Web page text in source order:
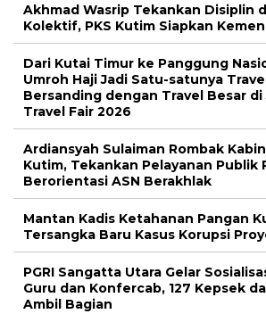
Akhmad Wasrip Tekankan Disiplin
Kolektif, PKS Kutim Siapkan
Dari Kutai Timur ke Panggung
Umroh Haji Jadi Satu-satunya
Bersanding dengan Travel Besar di
Travel Fair 2026
Ardiansyah Sulaiman Rombak
Kutim, Tekankan Pelayanan Publik
Berorientasi ASN Berakhlak
Mantan Kadis Ketahanan Pangan
Tersangka Baru Kasus Korupsi
PGRI Sangatta Utara Gelar
Guru dan Konfercab, 127 Kepsek
Ambil Bagian